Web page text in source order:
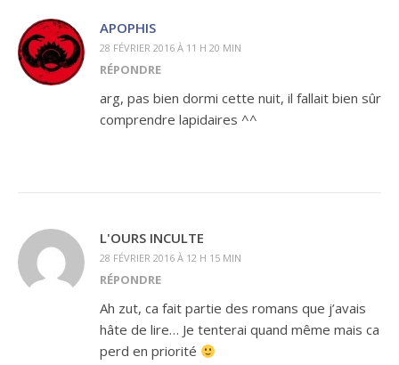
APOPHIS
28 FÉVRIER 2016 À 11 H 20 MIN
RÉPONDRE
arg, pas bien dormi cette nuit, il fallait bien sûr
comprendre lapidaires ^^
L'OURS INCULTE
28 FÉVRIER 2016 À 12 H 15 MIN
RÉPONDRE
Ah zut, ca fait partie des romans que j’avais
hâte de lire… Je tenterai quand même mais ca
perd en priorité